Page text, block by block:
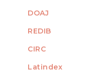
DOAJ
REDIB
CIRC
Latindex